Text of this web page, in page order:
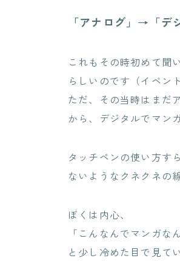
「アナログ」→「デ
これもその時初めて聞
らしいのです（イベン
ただ、その当時はまだ
から、デジタルでマン
タッチペンの使い方す
ないようなクネクネの
ぼくは内心、
「こんなんでマンガな
と少し冷めた目で見て